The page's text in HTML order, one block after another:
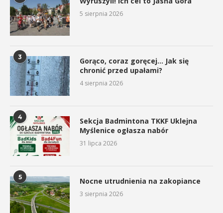
5 sierpnia 2026
3
Gorąco, coraz goręcej… Jak się
chronić przed upałami?
4 sierpnia 2026
4
Sekcja Badmintona TKKF Uklejna
Myślenice ogłasza nabór
31 lipca 2026
5 Nocne utrudnienia na zakopiance
3 sierpnia 2026